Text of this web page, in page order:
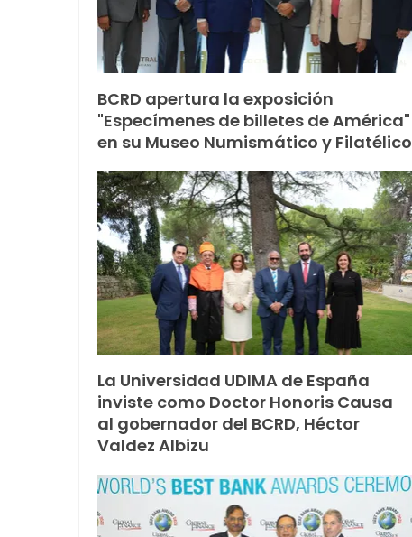
BCRD apertura la exposición
"Especímenes de billetes de América"
en su Museo Numismático y Filatélico
La Universidad UDIMA de España
inviste como Doctor Honoris Causa
al gobernador del BCRD, Héctor
Valdez Albizu